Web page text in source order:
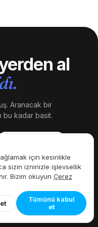
bir sevk merkezi
al
Aranacak bir
bu kadar basit.
için kesinlikle
sizin izninizle işlevsellik
Bizim okuyun Çerez
Tümünü kabul
et